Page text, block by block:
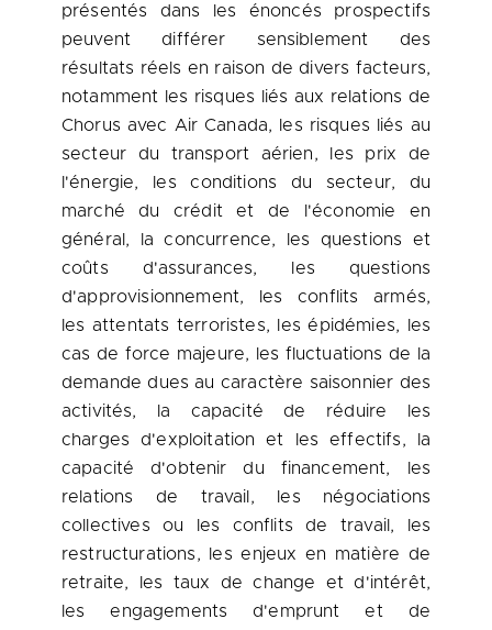
présentés dans les énoncés prospectifs
peuvent différer sensiblement des
résultats réels en raison de divers facteurs,
notamment les risques liés aux relations de
Chorus avec Air Canada, les risques liés au
secteur du transport aérien, les prix de
l'énergie, les conditions du secteur, du
marché du crédit et de l'économie en
général, la concurrence, les questions et
coûts d'assurances, les questions
d'approvisionnement, les conflits armés,
les attentats terroristes, les épidémies, les
cas de force majeure, les fluctuations de la
demande dues au caractère saisonnier des
activités, la capacité de réduire les
charges d'exploitation et les effectifs, la
capacité d'obtenir du financement, les
relations de travail, les négociations
collectives ou les conflits de travail, les
restructurations, les enjeux en matière de
retraite, les taux de change et d'intérêt,
les engagements d'emprunt et de